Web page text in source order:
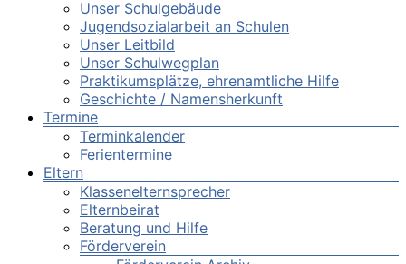
Unser Schulgebäude
Jugendsozialarbeit an Schulen
Unser Leitbild
Unser Schulwegplan
Praktikumsplätze, ehrenamtliche Hilfe
Geschichte / Namensherkunft
Termine
Terminkalender
Ferientermine
Eltern
Klassenelternsprecher
Elternbeirat
Beratung und Hilfe
Förderverein